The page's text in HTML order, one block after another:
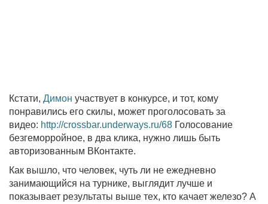
Кстати, Димон участвует в конкурсе, и тот, кому
понравились его скилы, может проголосовать за
видео: http://crossbar.underways.ru/68 Голосование
безгеморройное, в два клика, нужно лишь быть
авторизованным ВКонтакте.
Как вышло, что человек, чуть ли не ежедневно
занимающийся на турнике, выглядит лучше и
показывает результаты выше тех, кто качает железо? А